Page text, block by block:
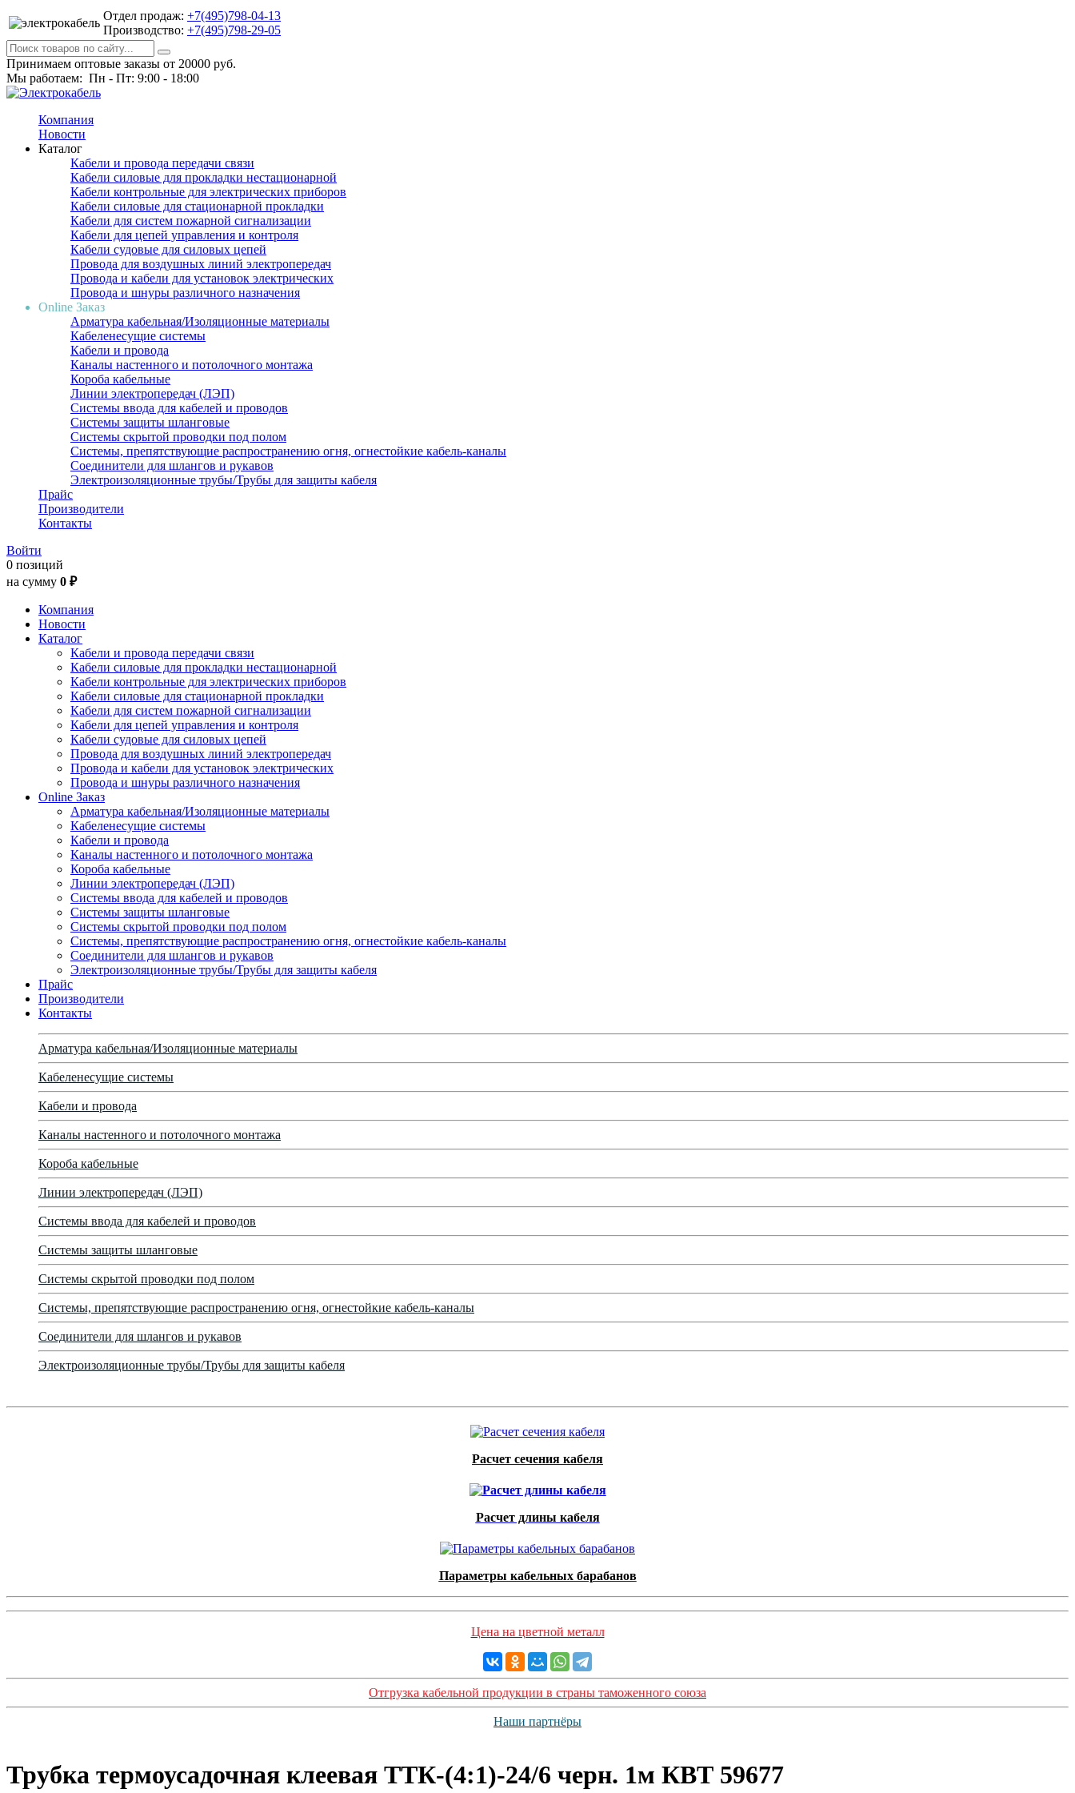
Отдел продаж: +7(495)798-04-13
Производство: +7(495)798-29-05
Принимаем оптовые заказы от 20000 руб.
Мы работаем: Пн - Пт: 9:00 - 18:00
Компания
Новости
Каталог
Кабели и провода передачи связи
Кабели силовые для прокладки нестационарной
Кабели контрольные для электрических приборов
Кабели силовые для стационарной прокладки
Кабели для систем пожарной сигнализации
Кабели для цепей управления и контроля
Кабели судовые для силовых цепей
Провода для воздушных линий электропередач
Провода и кабели для установок электрических
Провода и шнуры различного назначения
Online Заказ
Арматура кабельная/Изоляционные материалы
Кабеленесущие системы
Кабели и провода
Каналы настенного и потолочного монтажа
Короба кабельные
Линии электропередач (ЛЭП)
Системы ввода для кабелей и проводов
Системы защиты шланговые
Системы скрытой проводки под полом
Системы, препятствующие распространению огня, огнестойкие кабель-каналы
Соединители для шлангов и рукавов
Электроизоляционные трубы/Трубы для защиты кабеля
Прайс
Производители
Контакты
Войти
0 позиций
на сумму 0 ₽
Компания
Новости
Каталог
Кабели и провода передачи связи
Кабели силовые для прокладки нестационарной
Кабели контрольные для электрических приборов
Кабели силовые для стационарной прокладки
Кабели для систем пожарной сигнализации
Кабели для цепей управления и контроля
Кабели судовые для силовых цепей
Провода для воздушных линий электропередач
Провода и кабели для установок электрических
Провода и шнуры различного назначения
Online Заказ
Арматура кабельная/Изоляционные материалы
Кабеленесущие системы
Кабели и провода
Каналы настенного и потолочного монтажа
Короба кабельные
Линии электропередач (ЛЭП)
Системы ввода для кабелей и проводов
Системы защиты шланговые
Системы скрытой проводки под полом
Системы, препятствующие распространению огня, огнестойкие кабель-каналы
Соединители для шлангов и рукавов
Электроизоляционные трубы/Трубы для защиты кабеля
Прайс
Производители
Контакты
Арматура кабельная/Изоляционные материалы
Кабеленесущие системы
Кабели и провода
Каналы настенного и потолочного монтажа
Короба кабельные
Линии электропередач (ЛЭП)
Системы ввода для кабелей и проводов
Системы защиты шланговые
Системы скрытой проводки под полом
Системы, препятствующие распространению огня, огнестойкие кабель-каналы
Соединители для шлангов и рукавов
Электроизоляционные трубы/Трубы для защиты кабеля
Расчет сечения кабеля
Расчет длины кабеля
Параметры кабельных барабанов
Цена на цветной металл
Отгрузка кабельной продукции в страны таможенного союза
Наши партнёры
Трубка термоусадочная клеевая ТТК-(4:1)-24/6 черн. 1м КВТ 59677